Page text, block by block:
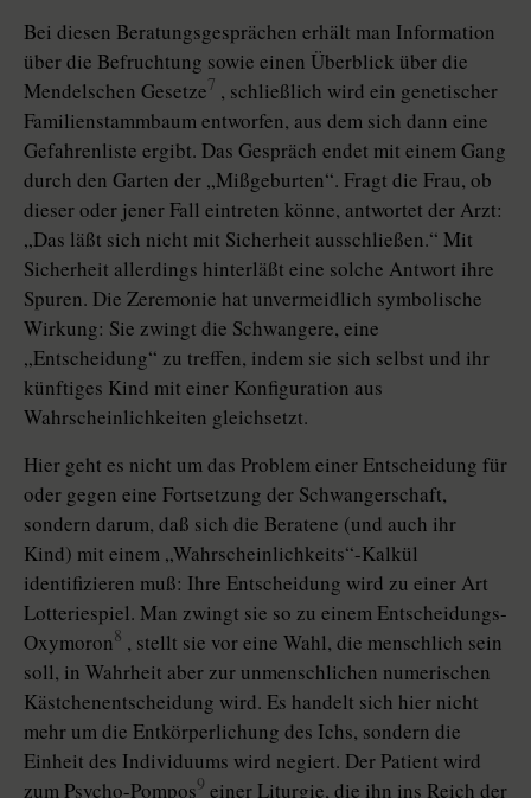
Bei diesen Beratungsgesprächen erhält man Information
über die Befruchtung sowie einen Überblick über die
Mendelschen Gesetze7 , schließlich wird ein genetischer
Familienstammbaum entworfen, aus dem sich dann eine
Gefahrenliste ergibt. Das Gespräch endet mit einem Gang
durch den Garten der „Mißgeburten“. Fragt die Frau, ob
dieser oder jener Fall eintreten könne, antwortet der Arzt:
„Das läßt sich nicht mit Sicherheit ausschließen.“ Mit
Sicherheit allerdings hinterläßt eine solche Antwort ihre
Spuren. Die Zeremonie hat unvermeidlich symbolische
Wirkung: Sie zwingt die Schwangere, eine
„Entscheidung“ zu treffen, indem sie sich selbst und ihr
künftiges Kind mit einer Konfiguration aus
Wahrscheinlichkeiten gleichsetzt.
Hier geht es nicht um das Problem einer Entscheidung für
oder gegen eine Fortsetzung der Schwangerschaft,
sondern darum, daß sich die Beratene (und auch ihr
Kind) mit einem „Wahrscheinlichkeits“-Kalkül
identifizieren muß: Ihre Entscheidung wird zu einer Art
Lotteriespiel. Man zwingt sie so zu einem Entscheidungs-
Oxymoron8 , stellt sie vor eine Wahl, die menschlich sein
soll, in Wahrheit aber zur unmenschlichen numerischen
Kästchenentscheidung wird. Es handelt sich hier nicht
mehr um die Entkörperlichung des Ichs, sondern die
Einheit des Individuums wird negiert. Der Patient wird
zum Psycho-Pompos9 einer Liturgie, die ihn ins Reich der